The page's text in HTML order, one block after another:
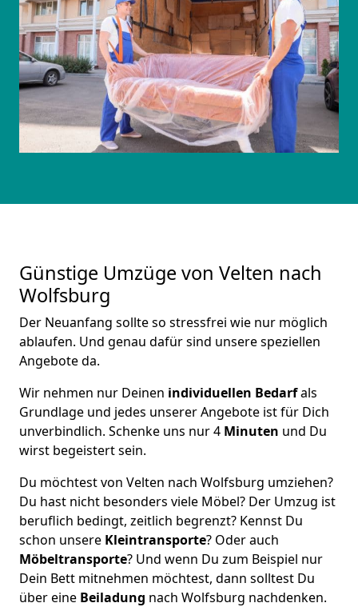
Günstige Umzüge von Velten nach
Wolfsburg
Der Neuanfang sollte so stressfrei wie nur möglich
ablaufen. Und genau dafür sind unsere speziellen
Angebote da.
Wir nehmen nur Deinen individuellen Bedarfals
Grundlage und jedes unserer Angebote ist für Dich
unverbindlich. Schenke uns nur 4 Minuten und Du
wirst begeistert sein.
Du möchtest von Velten nach Wolfsburg umziehen?
Du hast nicht besonders viele Möbel? Der Umzug ist
beruflich bedingt, zeitlich begrenzt? Kennst Du
schon unsere Kleintransporte? Oder auch
Möbeltransporte? Und wenn Du zum Beispiel nur
Dein Bett mitnehmen möchtest, dann solltest Du
über eine Beiladung nach Wolfsburg nachdenken.